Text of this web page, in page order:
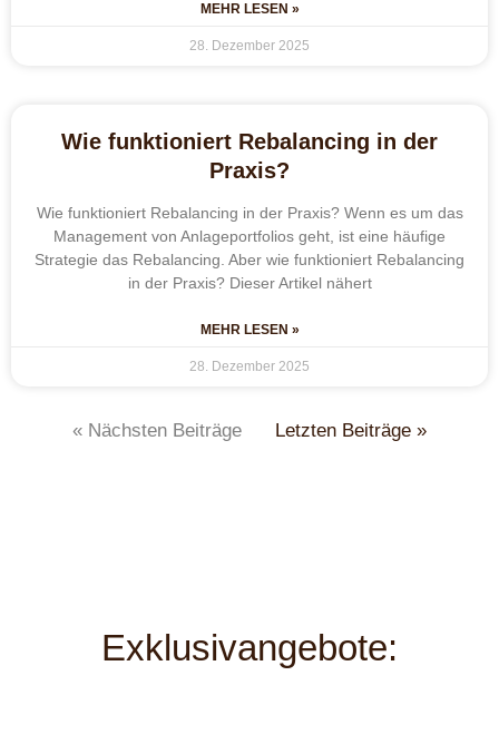
MEHR LESEN »
28. Dezember 2025
Wie funktioniert Rebalancing in der
Praxis?
Wie funktioniert Rebalancing in der Praxis? Wenn es um das
Management von Anlageportfolios geht, ist eine häufige
Strategie das Rebalancing. Aber wie funktioniert Rebalancing
in der Praxis? Dieser Artikel nähert
MEHR LESEN »
28. Dezember 2025
« Nächsten Beiträge Letzten Beiträge »
Exklusivangebote: